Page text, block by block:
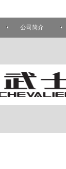
公司简介